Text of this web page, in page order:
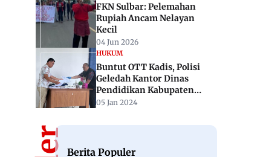
FKN Sulbar: Pelemahan
Rupiah Ancam Nelayan
Kecil
04 Jun 2026
HUKUM
Buntut OTT Kadis, Polisi
Geledah Kantor Dinas
Pendidikan Kabupaten
Mamuju
05 Jan 2024
Berita Populer